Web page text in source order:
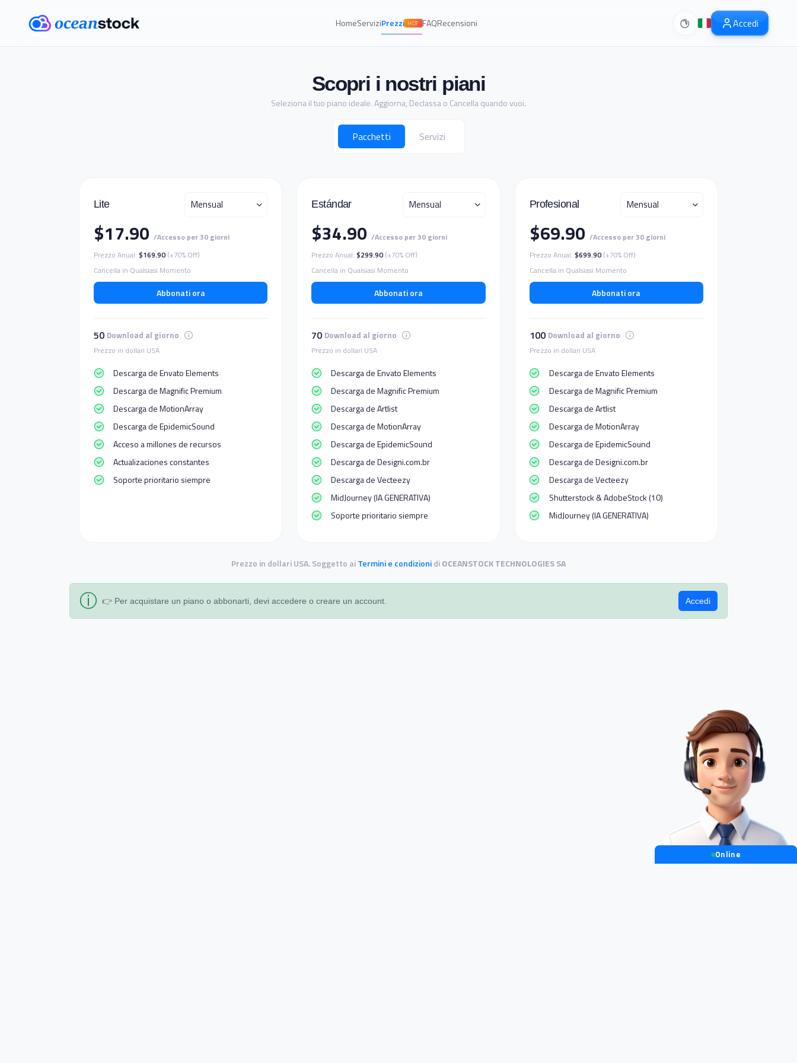
HomeServiziPrezzi HOT FAQRecensioni Accedi
Scopri i nostri piani
Seleziona il tuo piano ideale. Aggiorna, Declassa o Cancella quando vuoi.
Pacchetti Servizi
Lite Mensual
$17.90 /Accesso per 30 giorni
Prezzo Anual: $169.90 (+70% Off)
Cancella in Qualsiasi Momento
Abbonati ora
50 Download al giorno
Prezzo in dollari USA
Descarga de Envato Elements
Descarga de Magnific Premium
Descarga de MotionArray
Descarga de EpidemicSound
Acceso a millones de recursos
Actualizaciones constantes
Soporte prioritario siempre
Estándar Mensual
$34.90/Accesso per 30 giorni
Prezzo Anual: $299.90 (+70% Off)
Cancella in Qualsiasi Momento
Abbonati ora
70 Download al giorno
Prezzo in dollari USA
Descarga de Envato Elements
Descarga de Magnific Premium
Descarga de Artlist
Descarga de MotionArray
Descarga de EpidemicSound
Descarga de Designi.com.br
Descarga de Vecteezy
MidJourney (IA GENERATIVA)
Soporte prioritario siempre
Profesional Mensual
$69.90 /Accesso per 30 giorni
Prezzo Anual: $699.90(+70% Off)
Cancella in Qualsiasi Momento
Abbonati ora
100 Download al giorno
Prezzo in dollari USA
Descarga de Envato Elements
Descarga de Magnific Premium
Descarga de Artlist
Descarga de MotionArray
Descarga de EpidemicSound
Descarga de Designi.com.br
Descarga de Vecteezy
Shutterstock & AdobeStock (10)
MidJourney (IA GENERATIVA)
Prezzo in dollari USA. Soggetto aiTermini e condizionidiOCEANSTOCK TECHNOLOGIES SA
ⓘ 👉 Per acquistare un piano o abbonarti, devi accedere o creare un account. Accedi
Online